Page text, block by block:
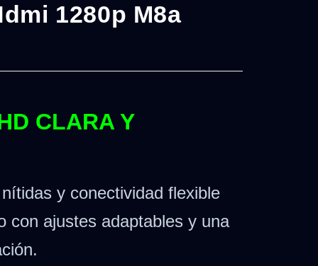
1280p M8a
CLARA Y
y conectividad flexible
con ajustes adaptables y una